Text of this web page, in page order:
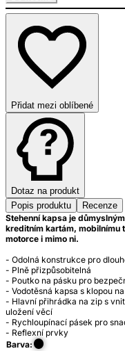
Přidat mezi oblíbené
Dotaz na produkt
Popis produktu
Recenze
Stehenní kapsa je
kreditním kartám, mobilnímu
motorce i mimo ni.
- Odolná konstrukce pro
- Plně přizpůsobitelná
- Poutko na pásku pro
- Vodotěsná kapsa s klopou
- Hlavní přihrádka na zip s
uložení věcí
- Rychloupínací pásek pro
- Reflexní prvky
Barva: